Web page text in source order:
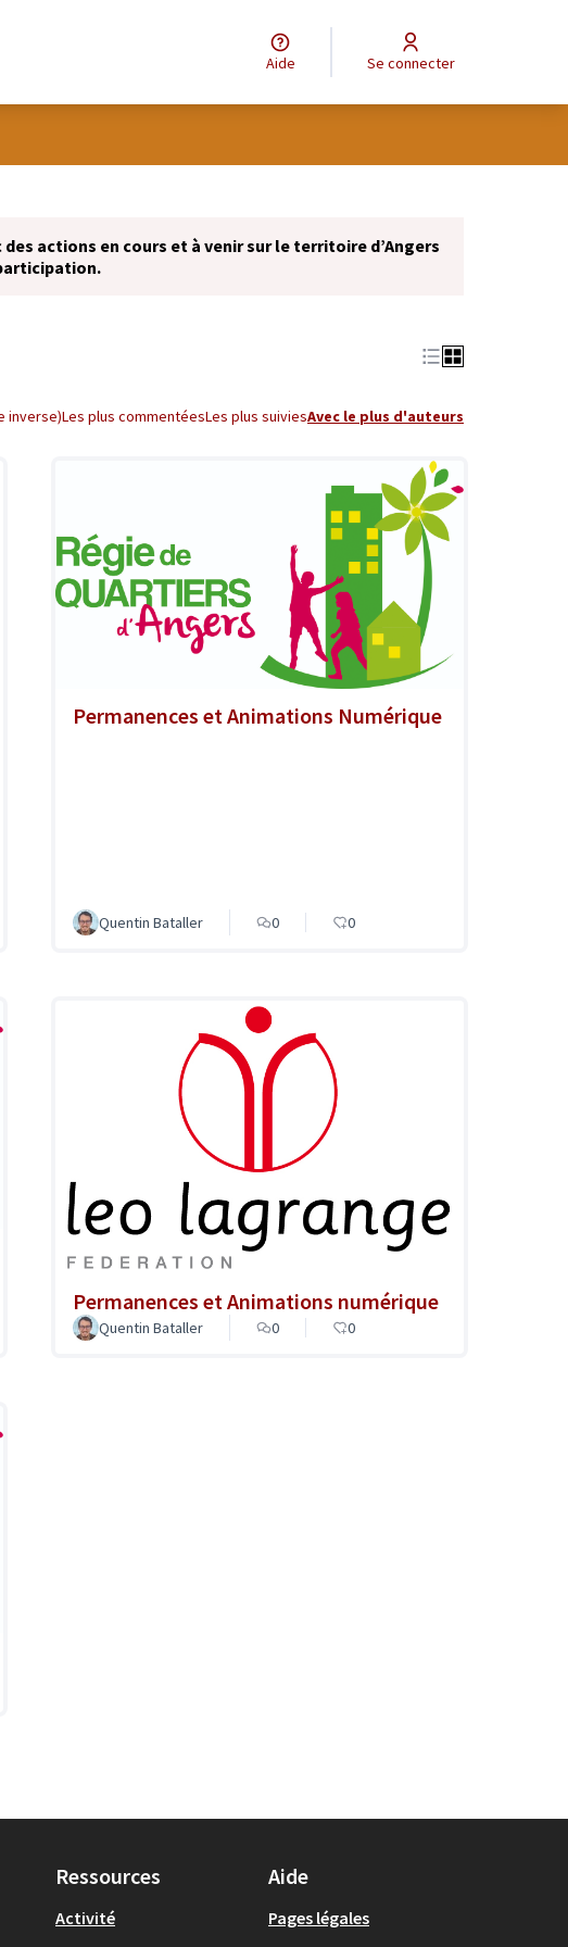
Aide Se connecter
actions en cours et à venir sur le territoire d’Angers
inverse)Les plus commentéesLes plus suiviesAvec le plus d'auteurs
Permanences et Animations Numérique
Quentin Bataller 0 0
Permanences et Animations numérique
Quentin Bataller 0 0
Ressources
Activité
Aide
Pages légales